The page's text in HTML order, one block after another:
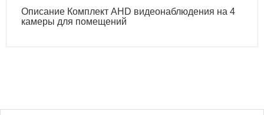
Описание Комплект AHD видеонаблюдения на 4
камеры для помещений